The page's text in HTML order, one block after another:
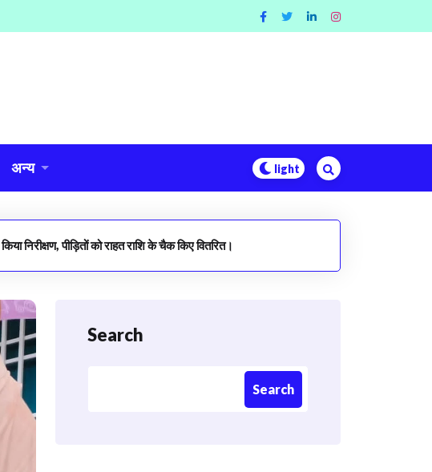
अन्य
निरीक्षण, पीड़ितों को राहत राशि के चैक किए वितरित।
Search
Search